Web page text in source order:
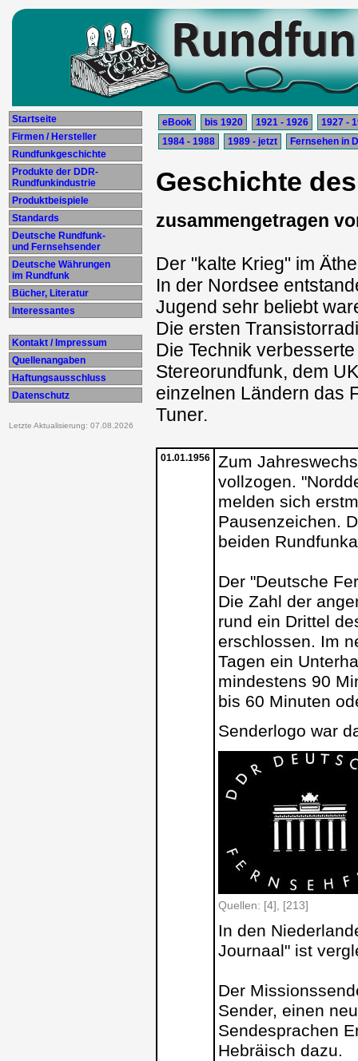
Startseite
Firmen / Hersteller
Rundfunkgeschichte
Produkte der DDR-
Rundfunkindustrie
Produktbeispiele
Standards
Deutsche Rundfunk-
und Fernsehsender
Deutsche Währungen
im Rundfunk
Bücher, Literatur
Interessantes
Kontakt / Impressum
Quellenangaben
Haftungsausschluss
Datenschutz
Letzte Aktualisierung: 07.08.2026
eBook bis 1920 1921 - 1926
1927 -
1984 - 1988
1989 - jetzt Fernsehen in
Geschichte
zusammengetragen
Der "kalte Krieg" im
In der Nordsee
Jugend sehr beliebt
Die ersten
Die Technik
Stereorundfunk, dem
einzelnen Ländern das
Tuner.
01.01.1956
Zum
vollzogen.
melden sich
Pausenzeichen.
beiden
Der "Deutsche
Die Zahl der
rund ein Drittel
erschlossen. Im
Tagen ein
mindestens 90
bis 60 Minuten
Senderlogo war
Quellen: [4], [213]
In den
Journaal" ist
Der
Sender, einen
Sendesprachen
Hebräisch dazu.